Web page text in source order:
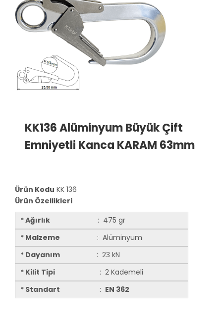
KK136 Alüminyum Büyük Çift
Emniyetli Kanca KARAM 63mm
Ürün Kodu KK 136
Ürün Özellikleri
* Ağırlık
: 475 gr
* Malzeme
: Alüminyum
* Dayanım
: 23 kN
* Kilit Tipi
: 2 Kademeli
* Standart : EN 362